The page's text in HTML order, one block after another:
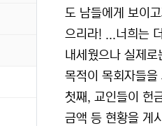
도 남들에게 보이
으리라! ...너희는
내세웠으나 실제
목적이 목회자들
첫째, 교인들이 헌
금액 등 현황을 게